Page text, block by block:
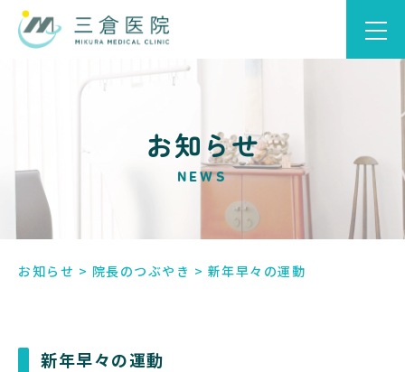
お知らせ
NEWS
お知らせ > 院長のつぶやき > 新年早々の運動
新年早々の運動